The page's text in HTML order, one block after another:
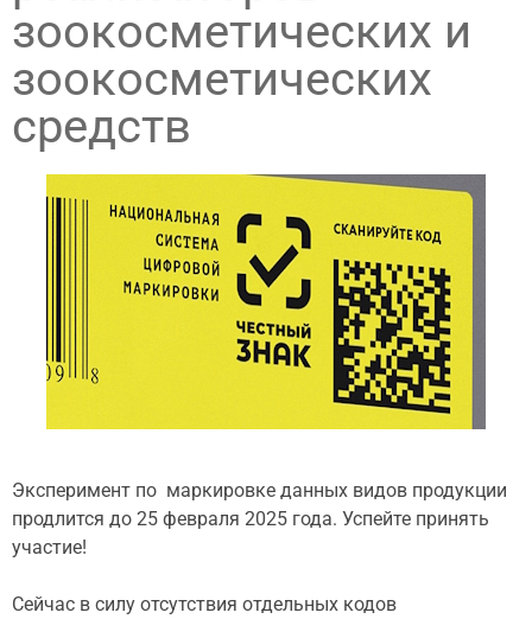
зоокосметических и
зоокосметических
средств
Эксперимент по маркировке данных видов продукции
продлится до 25 февраля 2025 года. Успейте принять
участие!
Сейчас в силу отсутствия отдельных кодов